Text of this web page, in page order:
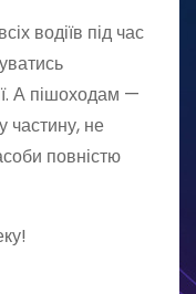
водіїв під час
А пішоходам —
частину, не
повністю